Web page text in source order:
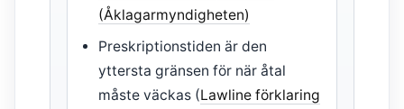
(Åklagarmyndigheten)
Preskriptionstiden är den
yttersta gränsen för när åtal
måste väckas (Lawline förklaring